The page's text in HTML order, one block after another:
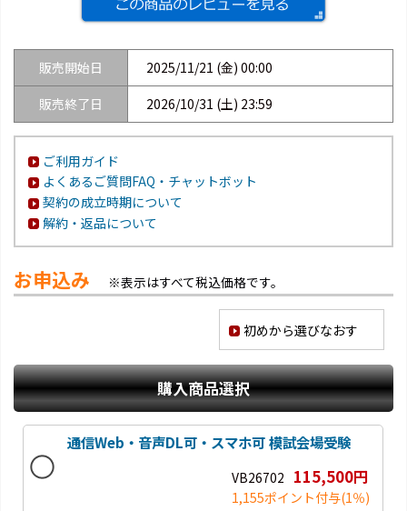
販売開始日
2025/11/21 (金) 00:00
販売終了日
2026/10/31 (土) 23:59
ご利用ガイド
よくあるご質問FAQ・チャットボット
契約の成立時期について
解約・返品について
お申込み ※表示はすべて税込価格です。
初めから選びなおす
購入商品選択
通信Web・音声DL可・スマホ可 模試会場受験
VB26702 115,500円
1,155ポイント付与(1％)